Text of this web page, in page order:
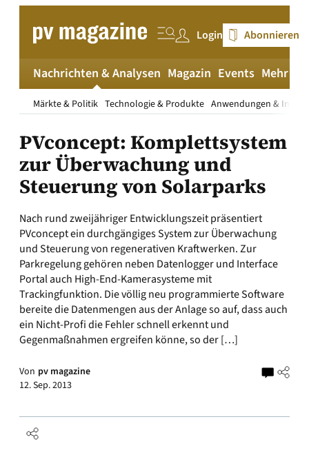
springen
Login Abonnieren
Nachrichten & Analysen
Märkte & Politik Technologie & Produkte Anwendungen &
Magazin Events Mehr
PVconcept: Komplettsystem
zur Überwachung und
Steuerung von Solarparks
Nach rund zweijähriger Entwicklungszeit präsentiert
PVconcept ein durchgängiges System zur Überwachung
und Steuerung von regenerativen Kraftwerken. Zur
Parkregelung gehören neben Datenlogger und Interface
Portal auch High-End-Kamerasysteme mit
Trackingfunktion. Die völlig neu programmierte Software
bereite die Datenmengen aus der Anlage so auf, dass auch
ein Nicht-Profi die Fehler schnell erkennt und
Gegenmaßnahmen ergreifen könne, so der […]
Von pv magazine
12. Sep. 2013